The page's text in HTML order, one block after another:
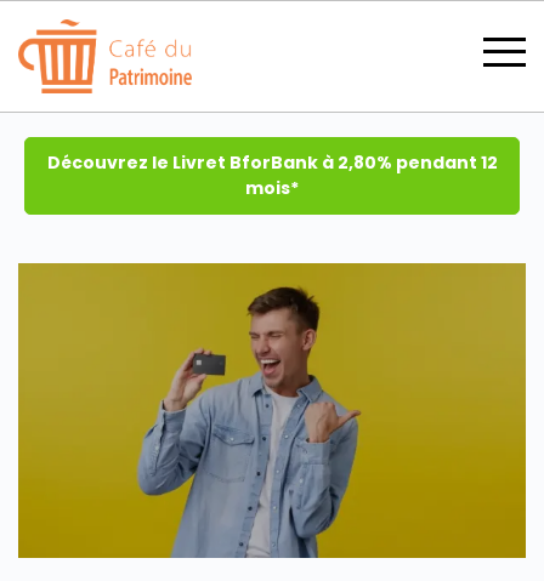
CATÉGORIES
TOUS LES THÈMES
Découvrez le Livret BforBank à 2,80% pendant 12
mois*